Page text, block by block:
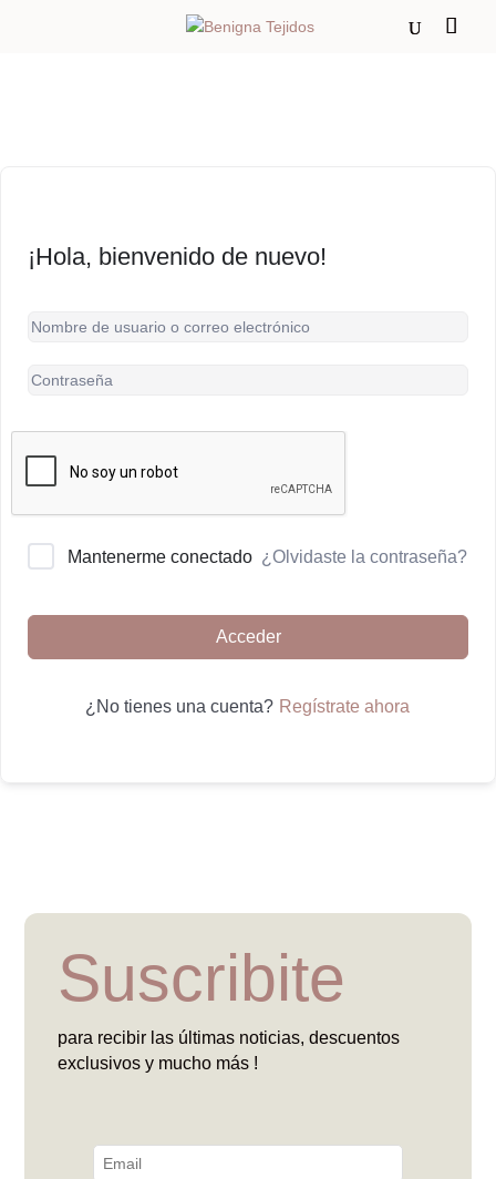
¡Hola, bienvenido de nuevo!
Mantenerme conectado ¿Olvidaste la contraseña?
Acceder
¿No tienes una cuenta? Regístrate ahora
Suscribite
para recibir las últimas noticias, descuentos
exclusivos y mucho más !